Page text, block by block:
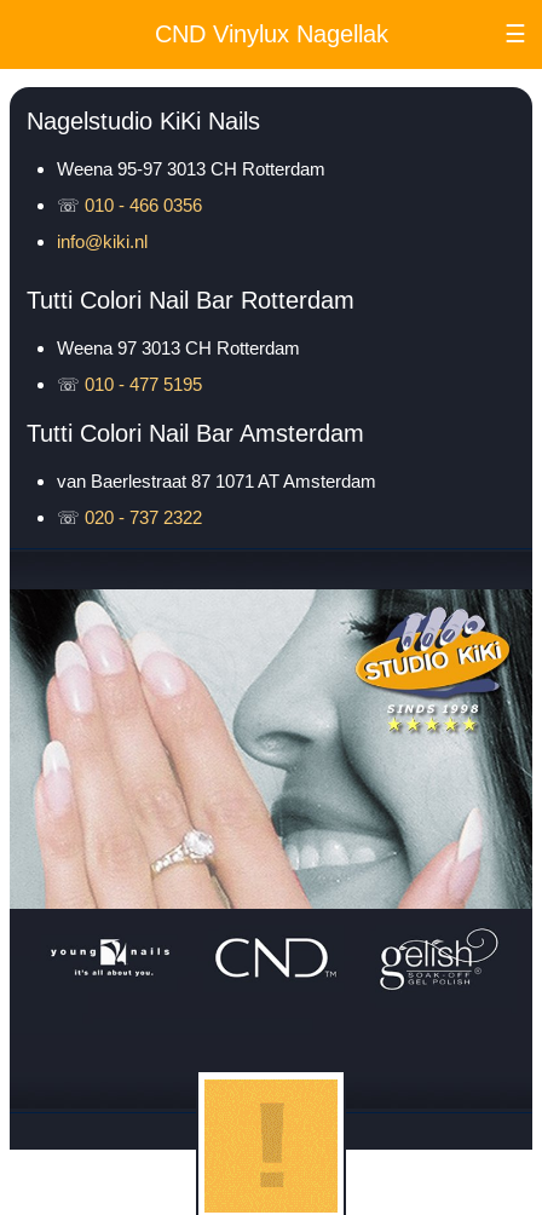
CND Vinylux Nagellak ☰
Nagelstudio KiKi Nails
Weena 95-97 3013 CH Rotterdam
☏010 - 466 0356
info@kiki.nl
Tutti Colori Nail Bar Rotterdam
Weena 97 3013 CH Rotterdam
☏010 - 477 5195
Tutti Colori Nail Bar Amsterdam
van Baerlestraat 87 1071 ATAmsterdam
☏020 - 737 2322